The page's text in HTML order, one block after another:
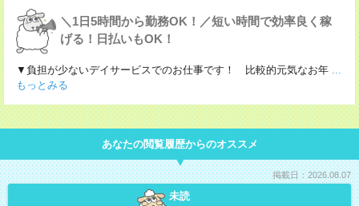
＼1日5時間から勤務OK！／短い時間で効率良く稼
げる！日払いもOK！
▼負担が少ないデイサービスでのお仕事です！ 比較的元気なお年 ...
もっとみる
あなたの閲覧履歴からのオススメ
掲載日：2026.08.07
未読